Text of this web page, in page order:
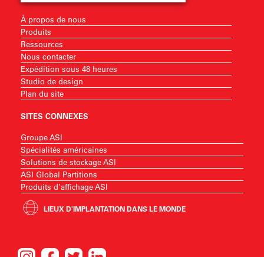
À propos de nous
Produits
Ressources
Nous contacter
Expédition sous 48 heures
Studio de design
Plan du site
SITES CONNEXES
Groupe ASI
Spécialités américaines
Solutions de stockage ASI
ASI Global Partitions
Produits d'affichage ASI
LIEUX D'IMPLANTATION DANS LE MONDE